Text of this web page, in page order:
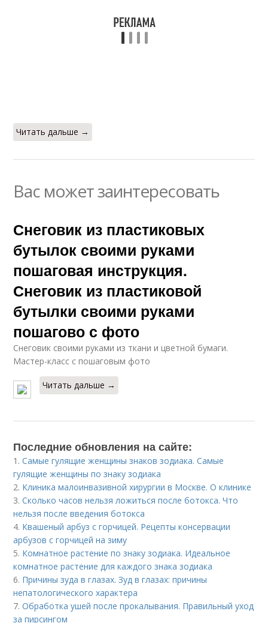
Читать дальше →
Вас может заинтересовать
Снеговик из пластиковых
бутылок своими руками
пошаговая инструкция.
Снеговик из пластиковой
бутылки своими руками
пошагово с фото
Снеговик своими руками из ткани и цветной бумаги.
Мастер-класс с пошаговым фото
Читать дальше →
Последние обновления на сайте:
1.Самые гулящие женщины знаков зодиака. Самые
гулящие женщины по знаку зодиака
2. Клиника малоинвазивной хирургии в Москве. О клинике
3.Сколько часов нельзя ложиться после ботокса. Что
нельзя после введения ботокса
4. Квашеный арбуз с горчицей. Рецепты консервации
арбузов с горчицей на зиму
5. Комнатное растение по знаку зодиака. Идеальное
комнатное растение для каждого знака зодиака
6. Причины зуда в глазах. Зуд в глазах: причины
непатологического характера
7.Обработка ушей после прокалывания. Правильный уход
за пирсингом